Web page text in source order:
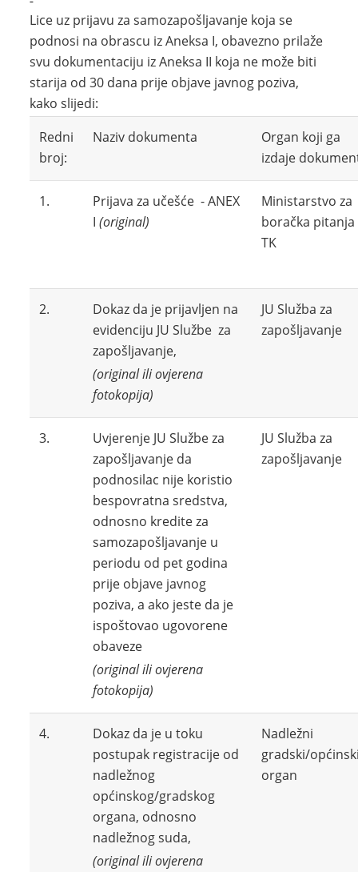
Lice uz prijavu za samozapošljavanje koja se
podnosi na obrascu iz Aneksa I, obavezno prilaže
svu dokumentaciju iz Aneksa II koja ne može biti
starija od 30 dana prije objave javnog poziva,
kako slijedi:
Redni
broj:
Naziv dokumenta
Organ koji ga
izdaje
1.
Prijava za učešće - ANEX
I(original)
Ministarstvo za
boračka pitanja
TK
2.
Dokaz da je prijavljen na
evidenciju JU Službe za
zapošljavanje,
(original ili ovjerena
fotokopija)
JU Služba za
zapošljavanje
3.
Uvjerenje JU Službe za
zapošljavanje da
podnosilac nije koristio
bespovratna sredstva,
odnosno kredite za
samozapošljavanje u
periodu od pet godina
prije objave javnog
poziva, a ako jeste da je
ispoštovao ugovorene
obaveze
(original ili ovjerena
fotokopija)
JU Služba za
zapošljavanje
4.
Dokaz da je u toku
postupak registracije od
nadležnog
općinskog/gradskog
organa, odnosno
nadležnog suda,
(original ili ovjerena
Nadležni
gradski/
organ